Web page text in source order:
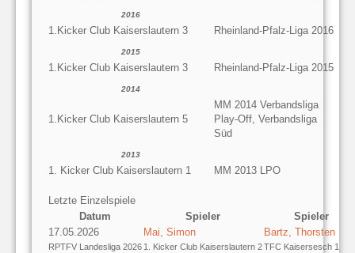
2016
1.Kicker Club Kaiserslautern 3 Rheinland-Pfalz-Liga 2016
2015
1.Kicker Club Kaiserslautern 3 Rheinland-Pfalz-Liga 2015
2014
1.Kicker Club Kaiserslautern 5
MM 2014 Verbandsliga
Play-Off, Verbandsliga
Süd
2013
1. Kicker Club Kaiserslautern 1 MM 2013 LPO
Letzte Einzelspiele
Datum
Spieler
Spieler
17.05.2026
RPTFV Landesliga 2026
Mai, Simon
1. Kicker Club Kaiserslautern 2
Bartz, Thorsten
TFC Kaisersesch 1